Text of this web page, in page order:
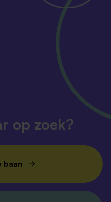
op zoek?
baan